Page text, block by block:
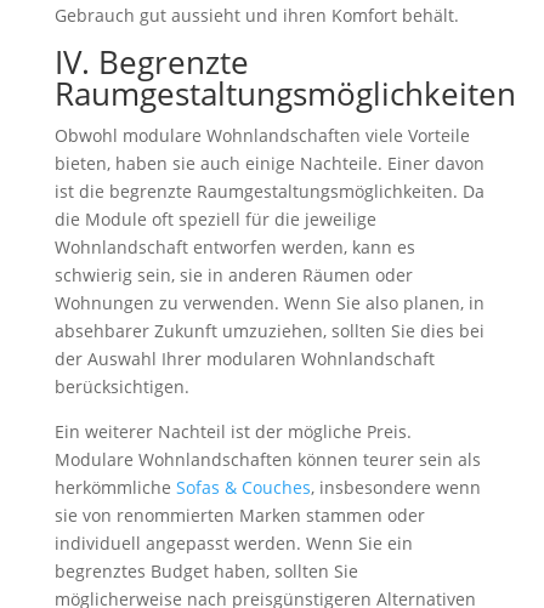
Gebrauch gut aussieht und ihren Komfort behält.
IV. Begrenzte
Raumgestaltungsmöglichkeiten
Obwohl modulare Wohnlandschaften viele Vorteile
bieten, haben sie auch einige Nachteile. Einer davon
ist die begrenzte Raumgestaltungsmöglichkeiten. Da
die Module oft speziell für die jeweilige
Wohnlandschaft entworfen werden, kann es
schwierig sein, sie in anderen Räumen oder
Wohnungen zu verwenden. Wenn Sie also planen, in
absehbarer Zukunft umzuziehen, sollten Sie dies bei
der Auswahl Ihrer modularen Wohnlandschaft
berücksichtigen.
Ein weiterer Nachteil ist der mögliche Preis.
Modulare Wohnlandschaften können teurer sein als
herkömmliche Sofas & Couches, insbesondere wenn
sie von renommierten Marken stammen oder
individuell angepasst werden. Wenn Sie ein
begrenztes Budget haben, sollten Sie
möglicherweise nach preisgünstigeren Alternativen